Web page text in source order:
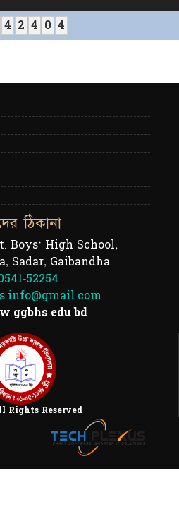
4 2 4 0 4
Rights Reserved
ঠিকানা
Boys' High School,
Sadar, Gaibandha.
52254